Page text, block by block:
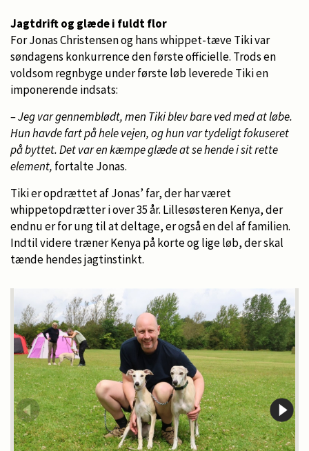
Jagtdrift og glæde i fuldt flor
For Jonas Christensen og hans whippet-tæve Tiki var
søndagens konkurrence den første officielle. Trods en
voldsom regnbyge under første løb leverede Tiki en
imponerende indsats:
– Jeg var gennemblødt, men Tiki blev bare ved med at løbe.
Hun havde fart på hele vejen, og hun var tydeligt fokuseret
på byttet. Det var en kæmpe glæde at se hende i sit rette
element, fortalte Jonas.
Tiki er opdrættet af Jonas’ far, der har været
whippetopdrætter i over 35 år. Lillesøsteren Kenya, der
endnu er for ung til at deltage, er også en del af familien.
Indtil videre træner Kenya på korte og lige løb, der skal
tænde hendes jagtinstinkt.